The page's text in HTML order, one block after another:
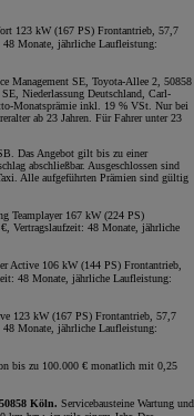
123 kW (167 PS) Frontantrieb, 57,7
Monate, jährliche Laufleistung:
Management SE, Toyota-Allee 2, 50858
Niederlassung Deutschland, Carl-
Monatsprämie inkl. 19 % VSt. Nur bei
ab 23 Jahren. Für Fahrer unter 23
Das Angebot gilt bis zu einer
abschließbar. Ausgeschlossen sind
Alle aufgeführten Prämien sind gültig
Teamplayer 167 kW (224 PS)
Vertragslaufzeit: 48 Monate, jährliche
Active 106 kW (144 PS) Frontantrieb,
48 Monate, jährliche Laufleistung:
123 kW (167 PS) Frontantrieb, 57,7
Monate, jährliche Laufleistung:
bis zu 100.000 € monatlich mit 0,25
Köln. Servicebausteine Wartung und